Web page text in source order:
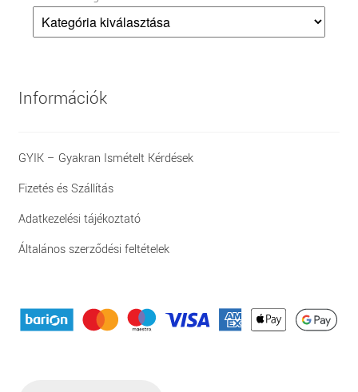
Információk
GYIK – Gyakran Ismételt Kérdések
Fizetés és Szállítás
Adatkezelési tájékoztató
Általános szerződési feltételek